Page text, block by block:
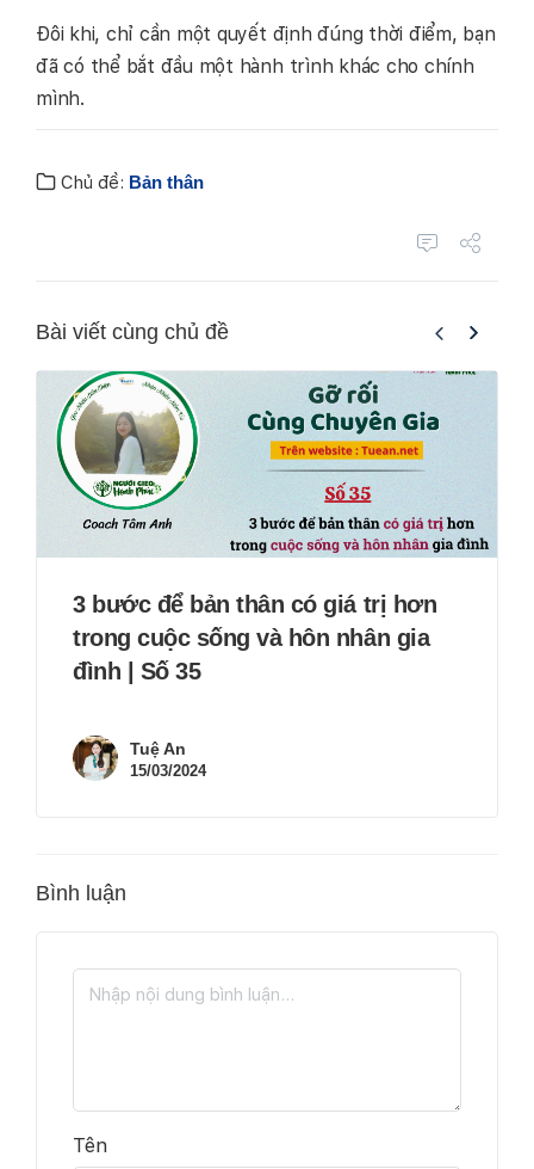
Đôi khi, chỉ cần một quyết định đúng thời điểm, bạn
đã có thể bắt đầu một hành trình khác cho chính
mình.
Chủ đề: Bản thân
Bài viết cùng chủ đề
3 bước để bản thân có giá trị hơn
trong cuộc sống và hôn nhân gia
đình | Số 35
Tuệ An
15/03/2024
Bình luận
Tên